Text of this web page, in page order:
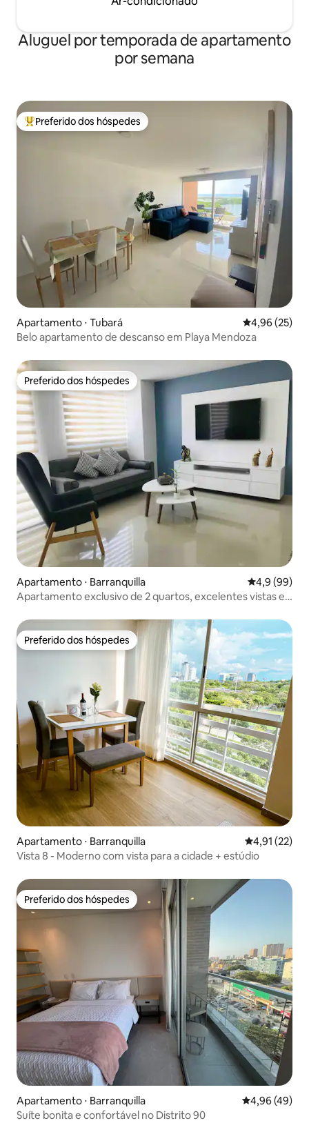
Aluguel por temporada de apartamento
por semana
Entre os melhores preferidos dos hóspedes
Preferido dos hóspedes
Apartamento ⋅ Tubará 4,96 de uma
4,96 (25)
Belo apartamento de descanso em Playa Mendoza
Preferido dos hóspedes
Preferido dos hóspedes
Apartamento ⋅ Barranquilla 4,9 de uma
4,9 (99)
Apartamento exclusivo de 2 quartos, excelentes vistas e
Preferido dos hóspedes
Preferido dos hóspedes
Apartamento ⋅ Barranquilla 4,91 de uma
4,91 (22)
Vista 8 - Moderno com vista para a cidade + estúdio
Preferido dos hóspedes
Preferido dos hóspedes
Apartamento ⋅ Barranquilla 4,96 de uma
4,96 (49)
Suíte bonita e confortável no Distrito 90